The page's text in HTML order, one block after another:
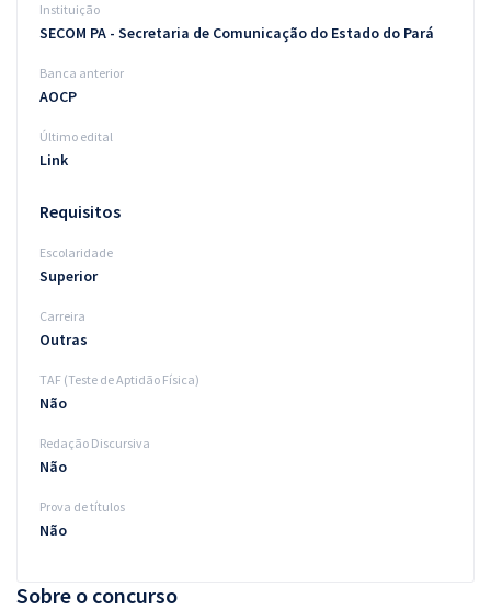
Aprovados
Atendimento
Sobre o concurso
Instituição
SECOM PA - Secretaria de Comunicação do Estado do Pará
Banca anterior
AOCP
Último edital
Link
Requisitos
Escolaridade
Superior
Carreira
Outras
TAF (Teste de Aptidão Física)
Não
Redação Discursiva
Não
Prova de títulos
Não